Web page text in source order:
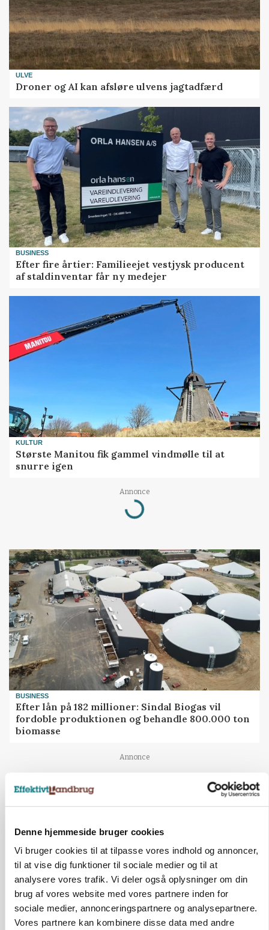
Denne hjemmeside bruger cookies
Vi bruger cookies til at tilpasse vores indhold og annoncer,
til at vise dig funktioner til sociale medier og til at
analysere vores trafik. Vi deler også oplysninger om din
brug af vores website med vores partnere inden for
sociale medier, annonceringspartnere og analysepartnere.
Vores partnere kan kombinere disse data med andre
ULVE
Droner og AI kan afsløre ulvens jagtadfærd
BUSINESS
Efter fire årtier: Familieejet vestjysk producent
af staldinventar får ny medejer
KULTUR
Største Manitou fik gammel vindmølle til at
snurre igen
Annonce
Loading...
BUSINESS
Efter lån på 182 millioner: Sindal Biogas vil
fordoble produktionen og behandle 800.000 ton
biomasse
Annonce
KULTUR